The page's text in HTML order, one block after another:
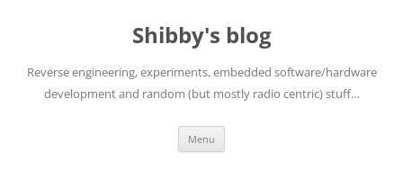
Shibby's blog
Reverse engineering, experiments, embedded software/hardware
development and random (but mostly radio centric) stuff…
Menu